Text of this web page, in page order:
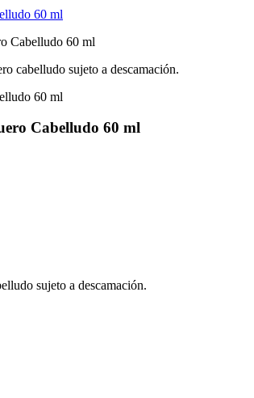
cabelludo sujeto a descamación.
Cabelludo 60 ml
sujeto a descamación.